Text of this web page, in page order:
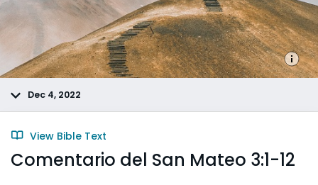
Dec 4, 2022
View Bible Text
Comentario del San Mateo 3:1-12